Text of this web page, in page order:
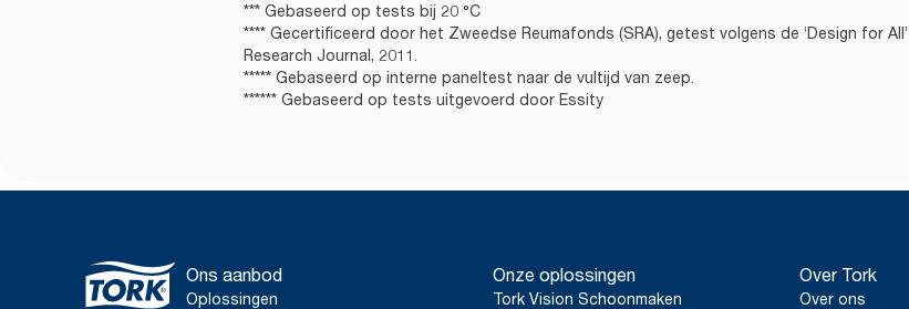
*** Gebaseerd op tests bij 20 °C
**** Gecertificeerd door het Zweedse Reumafonds (SRA), getest volgens de ‘Design for
Research Journal, 2011.
***** Gebaseerd op interne paneltest naar de vultijd van zeep.
****** Gebaseerd op tests uitgevoerd door Essity
Ons aanbod
Oplossingen
Onze oplossingen
Tork Vision Schoonmaken
Over Tork
Over ons